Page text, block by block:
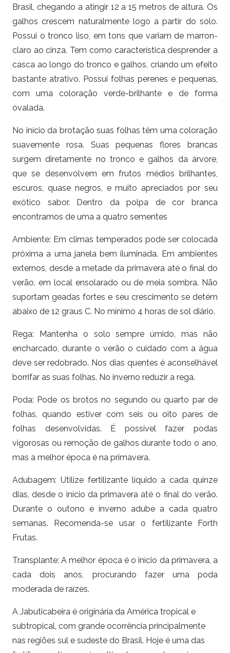
Brasil, chegando a atingir 12 a 15 metros de altura. Os
galhos crescem naturalmente logo a partir do solo.
Possui o tronco liso, em tons que variam de marron-
claro ao cinza. Tem como característica desprender a
casca ao longo do tronco e galhos, criando um efeito
bastante atrativo. Possui folhas perenes e pequenas,
com uma coloração verde-brilhante e de forma
ovalada.
No início da brotação suas folhas têm uma coloração
suavemente rosa. Suas pequenas flores brancas
surgem diretamente no tronco e galhos da árvore,
que se desenvolvem em frutos médios brilhantes,
escuros, quase negros, e muito apreciados por seu
exótico sabor. Dentro da polpa de cor branca
encontramos de uma a quatro sementes
Ambiente: Em climas temperados pode ser colocada
próxima a uma janela bem iluminada. Em ambientes
externos, desde a metade da primavera até o final do
verão, em local ensolarado ou de meia sombra. Não
suportam geadas fortes e seu crescimento se detém
abaixo de 12 graus C. No mínimo 4 horas de sol diário.
Rega: Mantenha o solo sempre úmido, mas não
encharcado, durante o verão o cuidado com a água
deve ser redobrado. Nos dias quentes é aconselhável
borrifar as suas folhas. No inverno reduzir a rega.
Poda: Pode os brotos no segundo ou quarto par de
folhas, quando estiver com seis ou oito pares de
folhas desenvolvidas. É possível fazer podas
vigorosas ou remoção de galhos durante todo o ano,
mas a melhor época é na primavera.
Adubagem: Utilize fertilizante líquido a cada quinze
dias, desde o início da primavera até o final do verão.
Durante o outono e inverno adube a cada quatro
semanas. Recomenda-se usar o fertilizante Forth
Frutas.
Transplante: A melhor época é o início da primavera, a
cada dois anos, procurando fazer uma poda
moderada de raízes.
A Jabuticabeira é originária da América tropical e
subtropical, com grande ocorrência principalmente
nas regiões sul e sudeste do Brasil. Hoje é uma das